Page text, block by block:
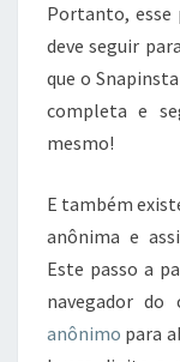
Portanto, esse
deve seguir
que o
completa e
mesmo!
E também
anônima e
Este passo a
navegador
anônimo para